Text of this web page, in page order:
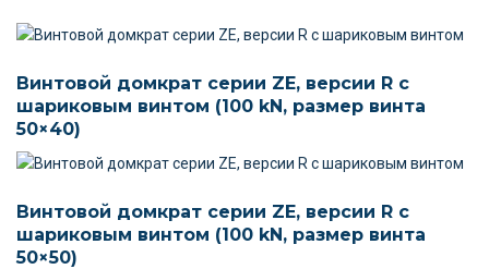
Винтовой домкрат серии ZE, версии R c
шариковым винтом (100 kN, размер винта
50×40)
Винтовой домкрат серии ZE, версии R c
шариковым винтом (100 kN, размер винта
50×50)